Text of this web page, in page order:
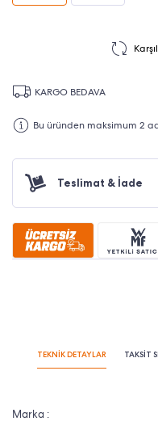
KARGO BEDAVA
Bu üründen maksimum 2
Teslimat & İade
TEKNİK DETAYLAR TAKSİT
Marka :